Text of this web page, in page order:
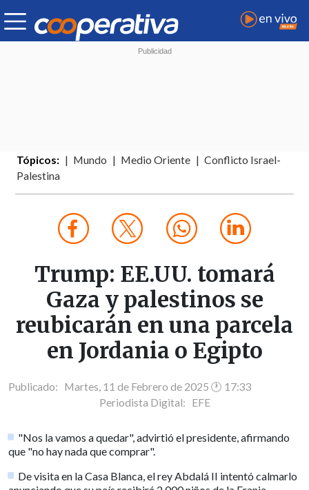
Tópicos: Mundo Medio Oriente
Conflicto Israel-
Palestina
Trump: EE.UU. tomará
Gaza y palestinos se
reubicarán en una parcela
en Jordania o Egipto
Publicado: Martes, 11 de Febrero de 2025 🕐 17:33
Periodista Digital: EFE
"Nos la vamos a quedar", advirtió el presidente, afirmando
que "no hay nada que comprar".
De visita en la Casa Blanca, el rey Abdalá II intentó calmarlo